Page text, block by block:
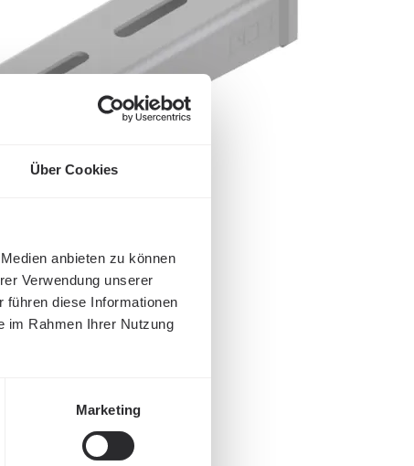
Über Cookies
anbieten zu können
Verwendung unserer
führen diese Informationen
im Rahmen Ihrer Nutzung
Marketing